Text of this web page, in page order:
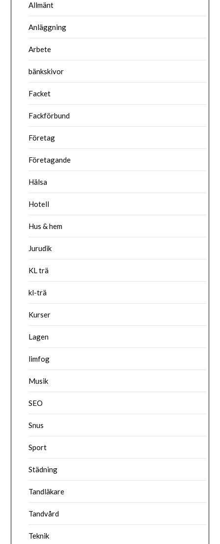
Allmänt
Anläggning
Arbete
bänkskivor
Facket
Fackförbund
Företag
Företagande
Hälsa
Hotell
Hus & hem
Jurudik
KL trä
kl-trä
Kurser
Lagen
limfog
Musik
SEO
Snus
Sport
Städning
Tandläkare
Tandvård
Teknik